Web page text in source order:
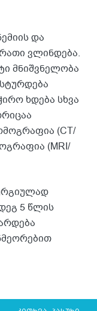
და
ვლინდება.
მნიშვნელობა
ხდება სხვა
(CT/
(MRI/
5 წლის